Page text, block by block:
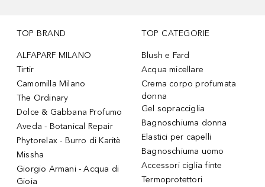
TOP BRAND
ALFAPARF MILANO
Tirtir
Camomilla Milano
The Ordinary
Dolce & Gabbana Profumo
Aveda - Botanical Repair
Phytorelax - Burro di Karitè
Missha
Giorgio Armani - Acqua di
Gioia
TOP CATEGORIE
Blush e Fard
Acqua micellare
Crema corpo profumata
donna
Gel sopracciglia
Bagnoschiuma donna
Elastici per capelli
Bagnoschiuma uomo
Accessori ciglia finte
Termoprotettori